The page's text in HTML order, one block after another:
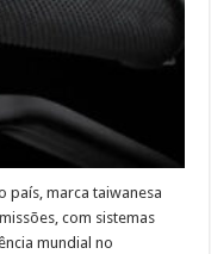
país, marca taiwanesa
com sistemas
mundial no